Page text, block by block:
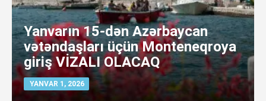
Yanvarın 15-dən Azərbaycan
vətəndaşları üçün Monteneqroya
giriş VİZALI OLACAQ
YANVAR 1, 2026